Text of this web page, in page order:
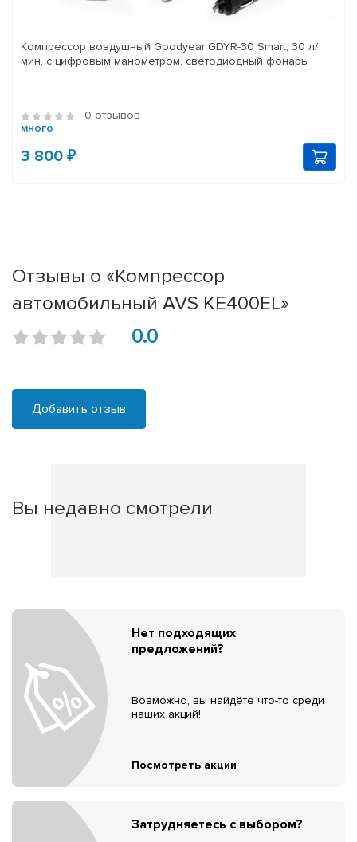
Компрессор воздушный Goodyear GDYR-30 Smart, 30 л/
мин, с цифровым манометром, светодиодный фонарь
0 отзывов
много
3 800 ₽
Отзывы о «Компрессор
автомобильный AVS KE400EL»
0.0
Добавить отзыв
Вы недавно смотрели
Нет подходящих
предложений?
Возможно, вы найдёте что-то среди
наших акций!
Посмотреть акции
Затрудняетесь с выбором?